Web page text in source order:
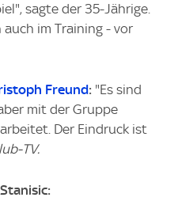
sagte der 35-Jährige.
auch im Training - vor
Freund: "Es sind
mit der Gruppe
Der Eindruck ist
TV.